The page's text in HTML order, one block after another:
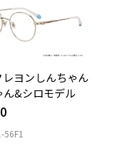
は？
視力測定をおす
ングは、全国の
実店舗で度数を測定
だけます。
ヨンしんちゃん
ん&シロモデル
56F1